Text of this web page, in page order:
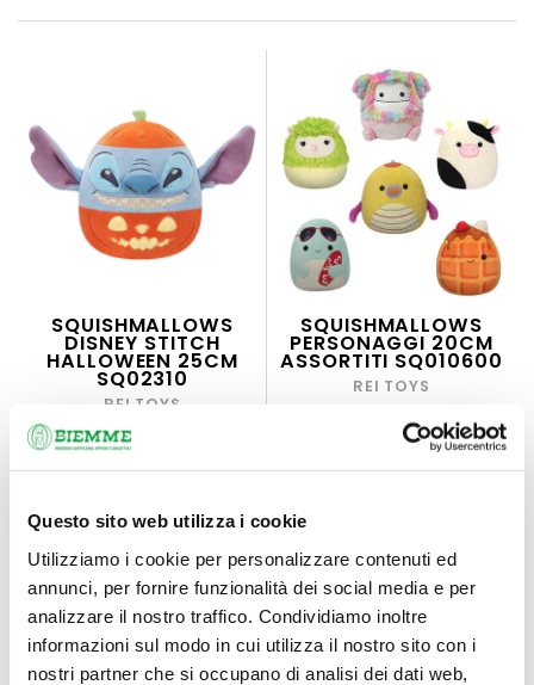
Questo sito web utilizza i cookie
Utilizziamo i cookie per personalizzare contenuti ed
annunci, per fornire funzionalità dei social media e per
analizzare il nostro traffico. Condividiamo inoltre
informazioni sul modo in cui utilizza il nostro sito con i
nostri partner che si occupano di analisi dei dati web,
SQUISHMALLOWS
DISNEY STITCH
HALLOWEEN 25CM
SQ02310
REI TOYS
SQUISHMALLOWS
PERSONAGGI 20CM
ASSORTITI SQ010600
REI TOYS